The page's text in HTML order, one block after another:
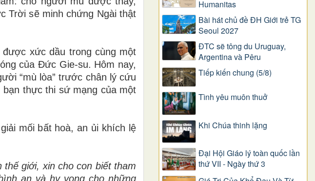
c Trời sẽminh chứng Ngài thật
được xức dầu trong cùng một
óng của Đức Gie-su. Hôm nay,
ười “mù lòa” trước chân lýcứu
bạn thực thi sứmạng của một
ải mối bất hoà, an ủi khích lệ
thế giới, xin cho con biết tham
ình an và hy vọng cho những
Humanitas
Bài hát chủ đề ĐH Giới trẻ TG
Seoul 2027
ĐTC sẽ tông du Uruguay,
Argentina và Pêru
Tiếp kiến chung (5/8)
Tình yêu muôn thuở
Khi Chúa thinh lặng
Đại Hội Giáo lý toàn quốc lần
thứ VII - Ngày thứ 3